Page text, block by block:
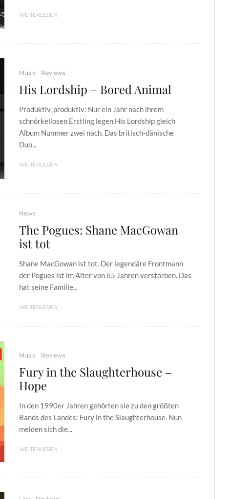
WEITERLESEN
Music Reviews
His Lordship – Bored Animal
Produktiv, produktiv: Nur ein Jahr nach ihrem
schnörkellosen Erstling legen His Lordship gleich
Album Nummer zwei nach. Das britisch-dänische
Duo...
WEITERLESEN
News
The Pogues: Shane MacGowan
ist tot
Shane MacGowan ist tot. Der legendäre Frontmann
der Pogues ist im Alter von 65 Jahren verstorben. Das
hat seine Familie...
WEITERLESEN
Music Reviews
Fury in the Slaughterhouse –
Hope
In den 1990er Jahren gehörten sie zu den größten
Bands des Landes: Fury in the Slaughterhouse. Nun
melden sich die...
WEITERLESEN